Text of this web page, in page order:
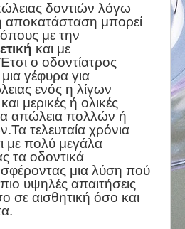
δοντιών λόγω
αποκατάσταση μπορεί
με την
και με
ο οδοντίατρος
γέφυρα για
ενός η λίγων
μερικές ή ολικές
απώλεια πολλών ή
τελευταία χρόνια
με πολύ μεγάλα
τα οδοντικά
μια λύση πού
πιο υψηλές απαιτήσεις
σε αισθητική όσο και